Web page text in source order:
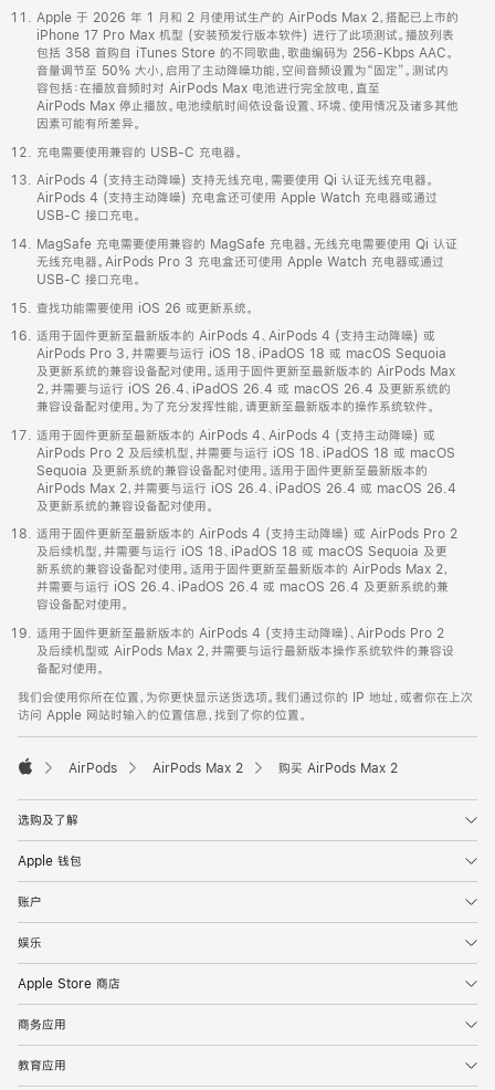
Apple 于 2026 年 1 月和 2 月使用试生产的 AirPods Max 2，搭配已上市的
iPhone 17 Pro Max 机型 (安装预发行版本软件) 进行了此项测试。播放列表
包括 358 首购自 iTunes Store 的不同歌曲，歌曲编码为 256-Kbps AAC。
音量调节至 50% 大小，启用了主动降噪功能，空间音频设置为“固定”。测试内
容包括：在播放音频时对 AirPods Max 电池进行完全放电，直至
AirPods Max 停止播放。电池续航时间依设备设置、环境、使用情况及诸多其他
因素可能有所差异。
充电需要使用兼容的 USB-C 充电器。
AirPods 4 (支持主动降噪) 支持无线充电，需要使用 Qi 认证无线充电器。
AirPods 4 (支持主动降噪) 充电盒还可使用 Apple Watch 充电器或通过
USB-C 接口充电。
MagSafe 充电需要使用兼容的 MagSafe 充电器。无线充电需要使用 Qi 认证
无线充电器。AirPods Pro 3 充电盒还可使用 Apple Watch 充电器或通过
USB-C 接口充电。
查找功能需要使用 iOS 26 或更新系统。
适用于固件更新至最新版本的 AirPods 4、AirPods 4 (支持主动降噪) 或
AirPods Pro 3，并需要与运行 iOS 18、iPadOS 18 或 macOS Sequoia
及更新系统的兼容设备配对使用。适用于固件更新至最新版本的 AirPods Max
2，并需要与运行 iOS 26.4、iPadOS 26.4 或 macOS 26.4 及更新系统的
兼容设备配对使用。为了充分发挥性能，请更新至最新版本的操作系统软件。
适用于固件更新至最新版本的 AirPods 4、AirPods 4 (支持主动降噪) 或
AirPods Pro 2 及后续机型，并需要与运行 iOS 18、iPadOS 18 或 macOS
Sequoia 及更新系统的兼容设备配对使用。适用于固件更新至最新版本的
AirPods Max 2，并需要与运行 iOS 26.4、iPadOS 26.4 或 macOS 26.4
及更新系统的兼容设备配对使用。
适用于固件更新至最新版本的 AirPods 4 (支持主动降噪) 或 AirPods Pro 2
及后续机型，并需要与运行 iOS 18、iPadOS 18 或 macOS Sequoia 及更
新系统的兼容设备配对使用。适用于固件更新至最新版本的 AirPods Max 2，
并需要与运行 iOS 26.4、iPadOS 26.4 或 macOS 26.4 及更新系统的兼
容设备配对使用。
适用于固件更新至最新版本的 AirPods 4 (支持主动降噪)、AirPods Pro 2
及后续机型或 AirPods Max 2，并需要与运行最新版本操作系统软件的兼容设
备配对使用。
我们会使用你所在位置，为你更快显示送货选项。我们通过你的 IP 地址，或者你在上次
访问 Apple 网站时输入的位置信息，找到了你的位置。
AirPods AirPods Max 2 购买 AirPods Max 2
选购及了解
Apple 钱包
账户
娱乐
Apple Store 商店
商务应用
教育应用